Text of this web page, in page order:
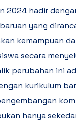
2024 hadir
yang
kemampuan
secara
perubahan ini
kurikulum
hanya